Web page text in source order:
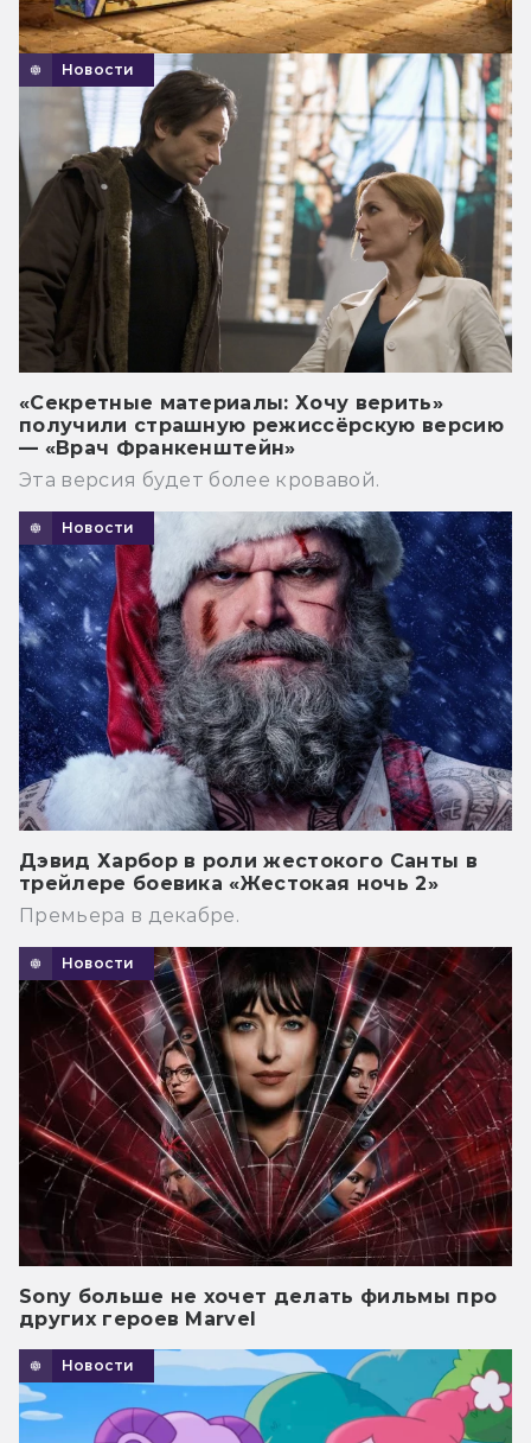
Новости
«Секретные материалы: Хочу верить»
получили страшную режиссёрскую версию
— «Врач Франкенштейн»
Эта версия будет более кровавой.
Новости
Дэвид Харбор в роли жестокого Санты в
трейлере боевика «Жестокая ночь 2»
Премьера в декабре.
Новости
Sony больше не хочет делать фильмы про
других героев Marvel
Новости